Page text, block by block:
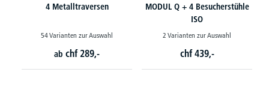
4 Metalltraversen
54 Varianten zur Auswahl
ab chf 289,-
MODUL Q + 4 Besucherstühle
ISO
2 Varianten zur Auswahl
chf 439,-